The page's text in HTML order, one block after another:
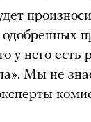
одобренных
у него
Мы не